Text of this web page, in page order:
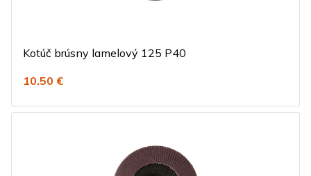
Kotúč brúsny lamelový 125 P40
10.50 €